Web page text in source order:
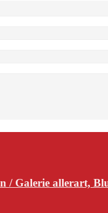
/ Galerie allerart,